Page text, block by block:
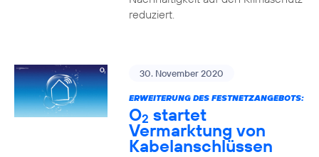
reduziert.
30. November 2020
ERWEITERUNG DES FESTNETZANGEBOTS:
O2 startet
Vermarktung von
Kabelanschlüssen